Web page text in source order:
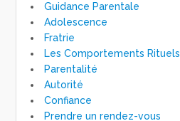
Guidance Parentale
Adolescence
Fratrie
Les Comportements Rituels
Parentalité
Autorité
Confiance
Prendre un rendez-vous